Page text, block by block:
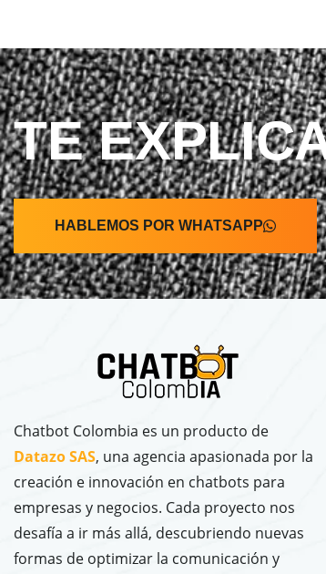
TE
HABLEMOS POR WHATSAPP
Chatbot Colombia es un producto de
Datazo SAS, una agencia apasionada por la
creación e innovación en chatbots para
empresas y negocios. Cada proyecto nos
desafía a ir más allá, descubriendo nuevas
formas de optimizar la comunicación y